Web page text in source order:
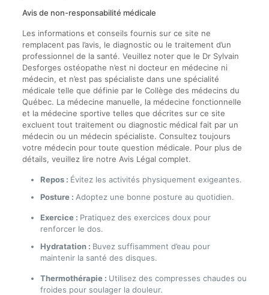
Avis de non-responsabilité médicale
Les informations et conseils fournis sur ce site ne
remplacent pas l’avis, le diagnostic ou le traitement d’un
professionnel de la santé. Veuillez noter que le Dr Sylvain
Desforges ostéopathe n’est ni docteur en médecine ni
médecin, et n’est pas spécialiste dans une spécialité
médicale telle que définie par le Collège des médecins du
Québec. La médecine manuelle, la médecine fonctionnelle
et la médecine sportive telles que décrites sur ce site
excluent tout traitement ou diagnostic médical fait par un
médecin ou un médecin spécialiste. Consultez toujours
votre médecin pour toute question médicale. Pour plus de
détails, veuillez lire notre Avis Légal complet.
Repos : Évitez les activités physiquement exigeantes.
Posture : Adoptez une bonne posture au quotidien.
Exercice : Pratiquez des exercices doux pour
renforcer le dos.
Hydratation : Buvez suffisamment d’eau pour
maintenir la santé des disques.
Thermothérapie : Utilisez des compresses chaudes ou
froides pour soulager la douleur.